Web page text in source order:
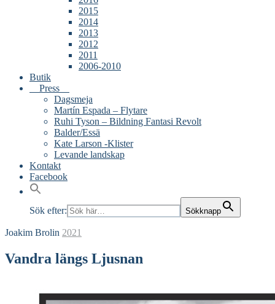
2015
2014
2013
2012
2011
2006-2010
Butik
Press
Dagsmeja
Martín Espada – Flytare
Ruhi Tyson – Bildning Fantasi Revolt
Balder/Essä
Kate Larson -Klister
Levande landskap
Kontakt
Facebook
Sök efter: Sökknapp
Joakim Brolin 2021
Vandra längs Ljusnan